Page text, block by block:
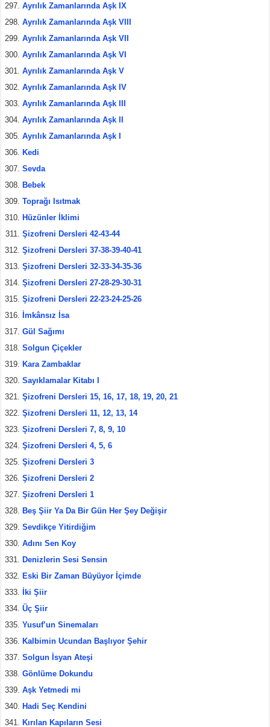
Ayrılık Zamanlarında Aşk IX
Ayrılık Zamanlarında Aşk VIII
Ayrılık Zamanlarında Aşk VII
Ayrılık Zamanlarında Aşk VI
Ayrılık Zamanlarında Aşk V
Ayrılık Zamanlarında Aşk IV
Ayrılık Zamanlarında Aşk III
Ayrılık Zamanlarında Aşk II
Ayrılık Zamanlarında Aşk I
Kedi
Sevda
Bebek
Toprağı Isıtmak
Hüzünler İklimi
Şizofreni Dersleri 42-43-44
Şizofreni Dersleri 37-38-39-40-41
Şizofreni Dersleri 32-33-34-35-36
Şizofreni Dersleri 27-28-29-30-31
Şizofreni Dersleri 22-23-24-25-26
İmkânsız İsa
Gül Sağımı
Solgun Çiçekler
Kara Zambaklar
Sayıklamalar Kitabı I
Şizofreni Dersleri 15, 16, 17, 18, 19, 20, 21
Şizofreni Dersleri 11, 12, 13, 14
Şizofreni Dersleri 7, 8, 9, 10
Şizofreni Dersleri 4, 5, 6
Şizofreni Dersleri 3
Şizofreni Dersleri 2
Şizofreni Dersleri 1
Beş Şiir Ya Da Bir Gün Her Şey Değişir
Sevdikçe Yitirdiğim
Adını Sen Koy
Denizlerin Sesi Sensin
Eski Bir Zaman Büyüyor İçimde
İki Şiir
Üç Şiir
Yusuf’un Sinemaları
Kalbimin Ucundan Başlıyor Şehir
Solgun İsyan Ateşi
Gönlüme Dokundu
Aşk Yetmedi mi
Hadi Seç Kendini
Kırılan Kapıların Sesi